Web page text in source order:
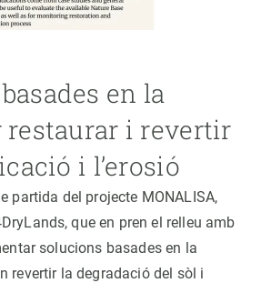
en la
restaurar i revertir
i l’erosió
partida del projecte MONALISA,
que en pren el relleu amb
solucions basades en la
revertir la degradació del sòl i